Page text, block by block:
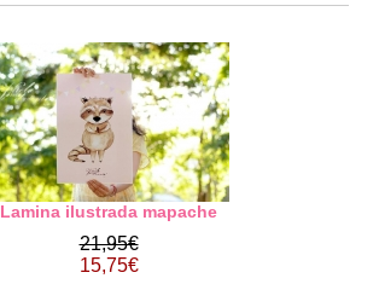
Lamina ilustrada mapache
21,95€
15,75€